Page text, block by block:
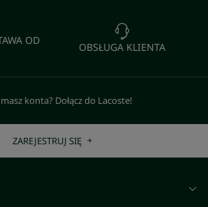
OD
OBSŁUGA KLIENTA
konta? Dołącz do Lacoste!
ZAREJESTRUJ SIĘ